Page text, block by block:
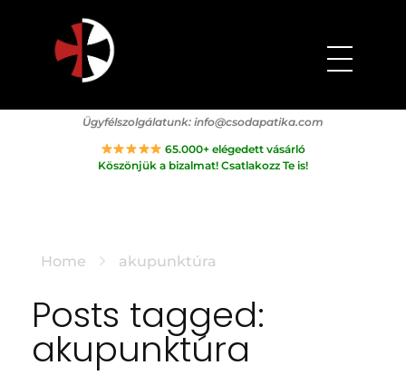
Csodapatika
Természet gyógyereje.
Ügyfélszolgálatunk: info@csodapatika.com
65.000+ elégedett vásárló
Köszönjük a bizalmat! Csatlakozz Te is!
Home akupunktúra
Posts tagged:
akupunktúra